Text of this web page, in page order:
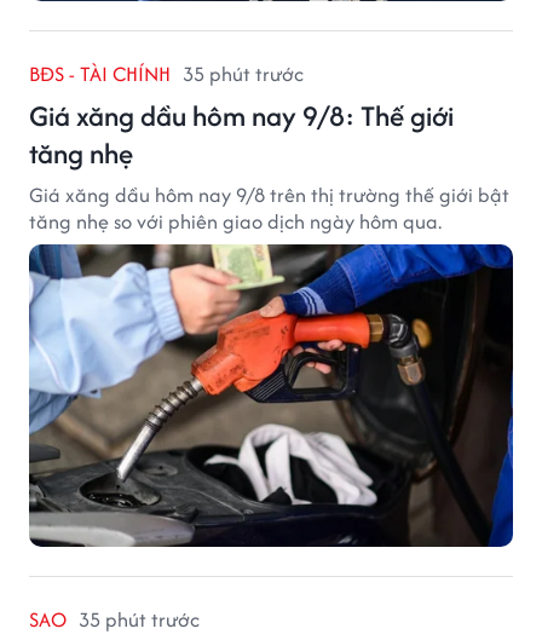
BĐS - TÀI CHÍNH 35 phút trước
Giá xăng dầu hôm nay 9/8: Thế giới
tăng nhẹ
Giá xăng dầu hôm nay 9/8 trên thị trường thế giới bật
tăng nhẹ so với phiên giao dịch ngày hôm qua.
SAO 35 phút trước